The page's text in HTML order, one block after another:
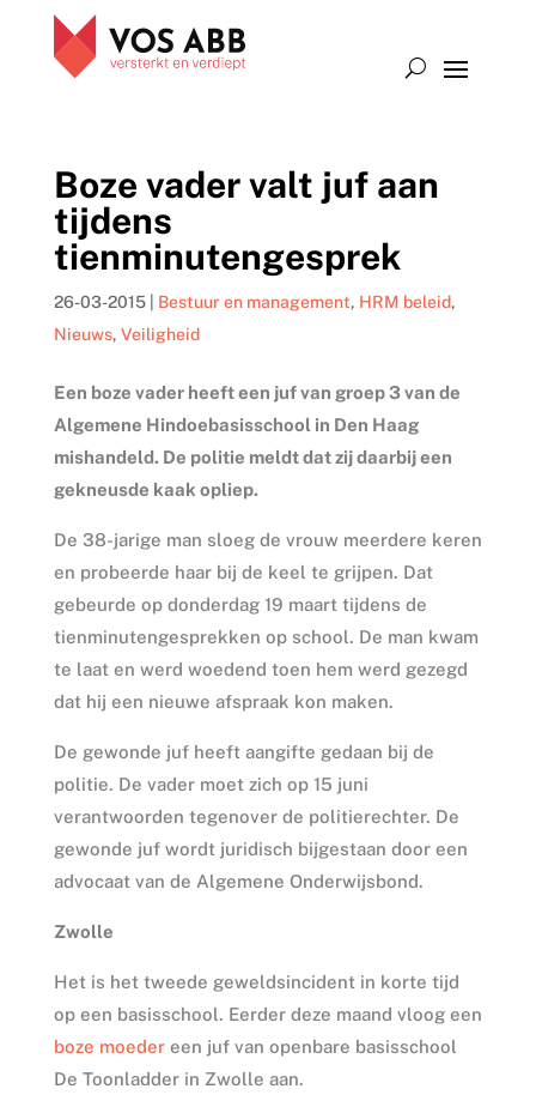
Boze vader valt juf aan
tijdens
tienminutengesprek
26-03-2015| Bestuur en management, HRM beleid,
Nieuws, Veiligheid
Een boze vader heeft een juf van groep 3 van de
Algemene Hindoebasisschool in Den Haag
mishandeld. De politie meldt dat zij daarbij een
gekneusde kaak opliep.
De 38-jarige man sloeg de vrouw meerdere keren
en probeerde haar bij de keel te grijpen. Dat
gebeurde op donderdag 19 maart tijdens de
tienminutengesprekken op school. De man kwam
te laat en werd woedend toen hem werd gezegd
dat hij een nieuwe afspraak kon maken.
De gewonde juf heeft aangifte gedaan bij de
politie. De vader moet zich op 15 juni
verantwoorden tegenover de politierechter. De
gewonde juf wordt juridisch bijgestaan door een
advocaat van de Algemene Onderwijsbond.
Zwolle
Het is het tweede geweldsincident in korte tijd
op een basisschool. Eerder deze maand vloog een
boze moedereen juf van openbare basisschool
De Toonladder in Zwolle aan.